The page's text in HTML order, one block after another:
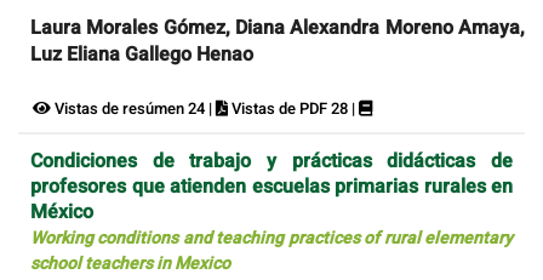
Laura Morales Gómez, Diana Alexandra Moreno Amaya,
Luz Eliana Gallego Henao
Vistas de resúmen 24 | Vistas de PDF 28 |
Condiciones de trabajo y prácticas didácticas de
profesores que atienden escuelas primarias rurales en
México
Working conditions and teaching practices of rural elementary
school teachers in Mexico